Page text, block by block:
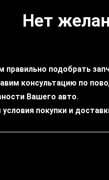
Нет
подобрать
консультацию по
Вашего авто.
покупки и